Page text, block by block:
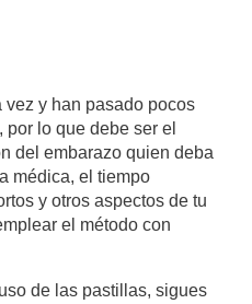
vez y han pasado pocos
lo que debe ser el
del embarazo quien deba
médica, el tiempo
y otros aspectos de tu
el método con
de las pastillas, sigues